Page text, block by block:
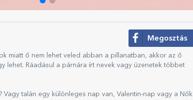
Megosztás
miatt ő nem lehet veled abban a pillanatban, akkor az ő
lehet. Ráadásul a párnára írt nevek vagy üzenetek többet
talán egy különleges nap van, Valentin-nap vagy a Nők